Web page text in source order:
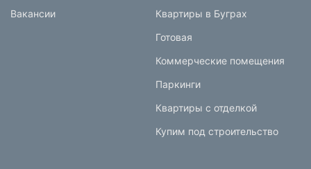
Вакансии
Квартиры в Буграх
Готовая
Коммерческие помещения
Паркинги
Квартиры с отделкой
Купим под строительство